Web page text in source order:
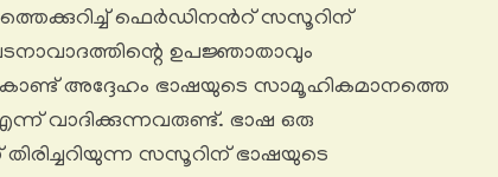
ഫെർഡിനൻറ് സസൂറിന്
ഉപജ്ഞാതാവും
അദ്ദേഹം ഭാഷയുടെ സാമൂഹികമാനത്തെ
എന്ന് വാദിക്കുന്നവരുണ്ട്. ഭാഷ ഒരു
സസൂറിന് ഭാഷയുടെ